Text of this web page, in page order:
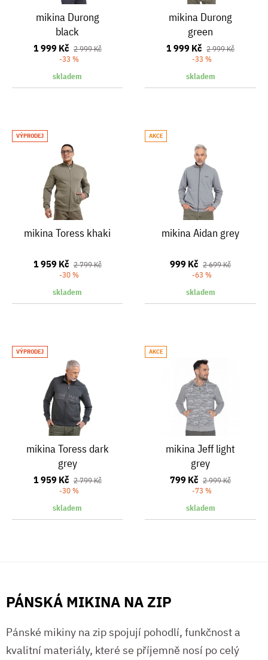
mikina Durong
black
1 999 Kč 2 999 Kč
-33 %
skladem
mikina Durong
green
1 999 Kč 2 999 Kč
-33 %
skladem
VÝPRODEJ
mikina Toress khaki
1 959 Kč 2 799 Kč
-30 %
skladem
AKCE
mikina Aidan grey
999 Kč 2 699 Kč
-63 %
skladem
VÝPRODEJ
mikina Toress dark
grey
1 959 Kč 2 799 Kč
-30 %
skladem
AKCE
mikina Jeff light
grey
799 Kč 2 999 Kč
-73 %
skladem
PÁNSKÁ MIKINA NA ZIP
Pánské mikiny na zip spojují pohodlí, funkčnost a
kvalitní materiály, které se příjemně nosí po celý